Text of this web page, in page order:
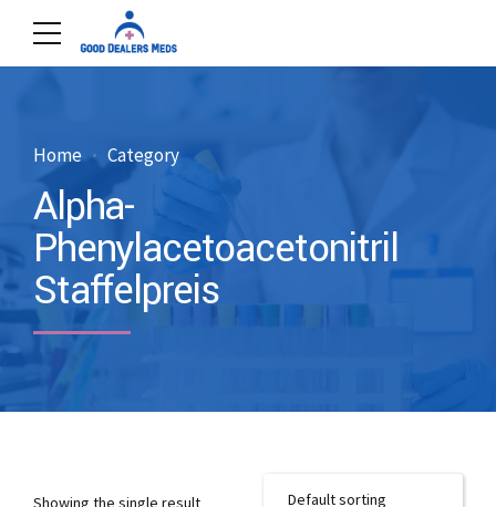
Home Category
Alpha-
Phenylacetoacetonitril
Staffelpreis
Showing the single result